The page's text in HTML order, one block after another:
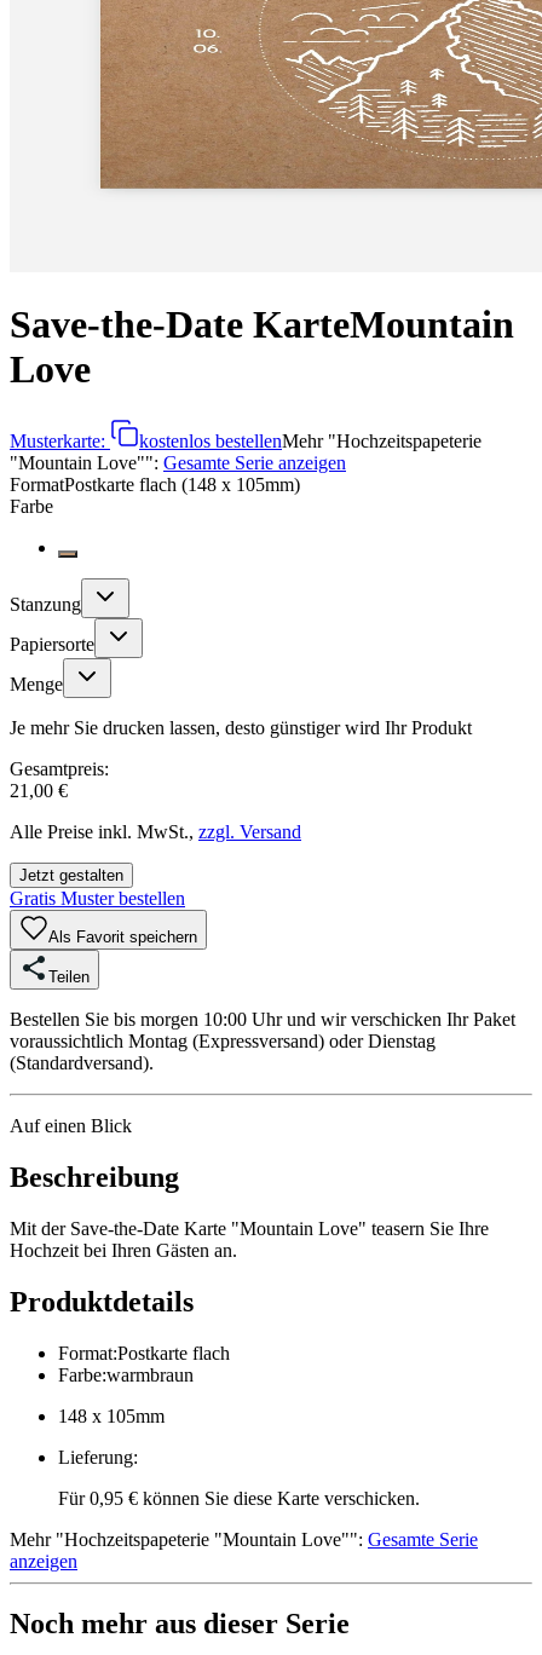
Save-the-Date KarteMountain
Love
Musterkarte: kostenlos bestellenMehr"Hochzeitspapeterie
"Mountain Love"": Gesamte Serie anzeigen
FormatPostkarte flach (148 x 105mm)
Farbe
Stanzung
Papiersorte
Menge
Je mehr Sie drucken lassen, desto günstiger wird Ihr Produkt
Gesamtpreis:
21,00 €
Alle Preise inkl. MwSt., zzgl. Versand
Jetzt gestalten
Gratis Muster bestellen
Als Favorit speichern
Teilen
Bestellen Sie bis morgen 10:00 Uhr und wir verschicken Ihr Paket
voraussichtlich Montag (Expressversand) oder Dienstag
(Standardversand).
Auf einen Blick
Beschreibung
Mit der Save-the-Date Karte "Mountain Love" teasern Sie Ihre
Hochzeit bei Ihren Gästen an.
Produktdetails
Format:Postkarte flach
Farbe:warmbraun
148 x 105mm
Lieferung:
Für 0,95 € können Sie diese Karte verschicken.
Mehr"Hochzeitspapeterie "Mountain Love"": Gesamte Serie
anzeigen
Noch mehr aus dieser Serie